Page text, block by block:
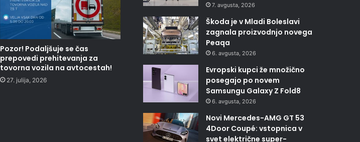
Pozor! Podaljšuje se čas
prepovedi prehitevanja za
tovorna vozila na avtocestah!
27. julija, 2026
7. avgusta, 2026
Škoda je v Mladi Boleslavi
zagnala proizvodnjo novega
Peaqa
6. avgusta, 2026
Evropski kupci že množično
posegajo po novem
Samsungu Galaxy Z Fold8
6. avgusta, 2026
Novi Mercedes-AMG GT 53
4Door Coupé: vstopnica v
svet električne super-